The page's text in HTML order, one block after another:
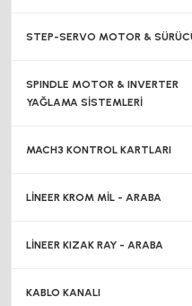
STEP-SERVO MOTOR &
SPINDLE MOTOR & INVERTER
YAĞLAMA SİSTEMLERİ
MACH3 KONTROL KARTLARI
LİNEER KROM MİL - ARABA
LİNEER KIZAK RAY - ARABA
KABLO KANALI